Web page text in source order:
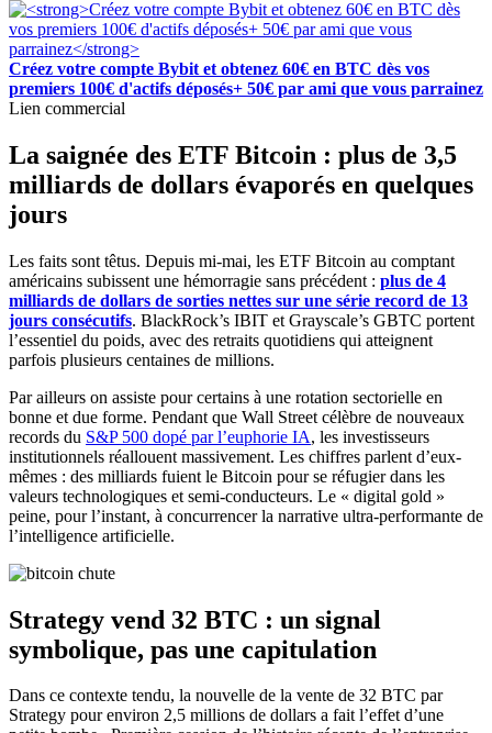
Créez votre compte Bybit et obtenez 60€ en BTC dès vos
premiers 100€ d'actifs déposés+ 50€ par ami que vous parrainez
Lien commercial
La saignée des ETF Bitcoin : plus de 3,5
milliards de dollars évaporés en quelques
jours
Les faits sont têtus. Depuis mi-mai, les ETF Bitcoin au comptant
américains subissent une hémorragie sans précédent : plus de 4
milliards de dollars de sorties nettes sur une série record de 13
jours consécutifs. BlackRock’s IBIT et Grayscale’s GBTC portent
l’essentiel du poids, avec des retraits quotidiens qui atteignent
parfois plusieurs centaines de millions.
Par ailleurs on assiste pour certains à une rotation sectorielle en
bonne et due forme. Pendant que Wall Street célèbre de nouveaux
records du S&P 500 dopé par l’euphorie IA, les investisseurs
institutionnels réallouent massivement. Les chiffres parlent d’eux-
mêmes : des milliards fuient le Bitcoin pour se réfugier dans les
valeurs technologiques et semi-conducteurs. Le « digital gold »
peine, pour l’instant, à concurrencer la narrative ultra-performante de
l’intelligence artificielle.
Strategy vend 32 BTC : un signal
symbolique, pas une capitulation
Dans ce contexte tendu, la nouvelle de la vente de 32 BTC par
Strategy pour environ 2,5 millions de dollars a fait l’effet d’une